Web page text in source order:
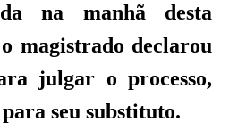
na manhã desta
magistrado declarou
julgar o processo,
seu substituto.